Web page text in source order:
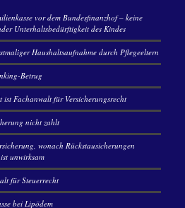
vor dem Bundesfinanzhof – keine
Unterhaltsbedürftigkeit des Kindes
Haushaltsaufnahme durch Pflegeeltern
Betrug
ist Fachanwalt für Versicherungsrecht
nicht zahlt
wonach Rückstausicherungen
unwirksam
für Steuerrecht
bei Lipödem